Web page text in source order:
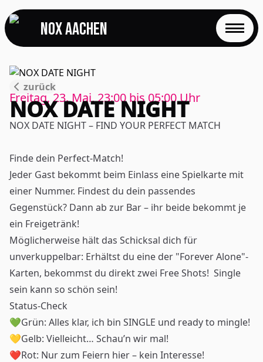
NOX Aachen
EVENTS
FOTOS
EVENTLOCATION
FAQS
RESERVIERUNG
JOBS
zurück
Freitag, 23. Mai, 23:00 bis 05:00Uhr
NOX DATE NIGHT
NOX DATE NIGHT – FIND YOUR PERFECT MATCH
Finde dein Perfect-Match!
Jeder Gast bekommt beim Einlass eine Spielkarte mit
einer Nummer. Findest du dein passendes
Gegenstück? Dann ab zur Bar – ihr beide bekommt je
ein Freigetränk!
Möglicherweise hält das Schicksal dich für
unverkuppelbar: Erhältst du eine der "Forever Alone"-
Karten, bekommst du direkt zwei Free Shots! Single
sein kann so schön sein!
Status-Check
💚Grün: Alles klar, ich bin SINGLE und ready to mingle!
💛Gelb: Vielleicht… Schau’n wir mal!
❤️Rot: Nur zum Feiern hier – kein Interesse!